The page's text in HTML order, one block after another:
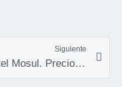
Siguiente
Hotel Mosul. Precios preferenciales pasajeros con fines de salud